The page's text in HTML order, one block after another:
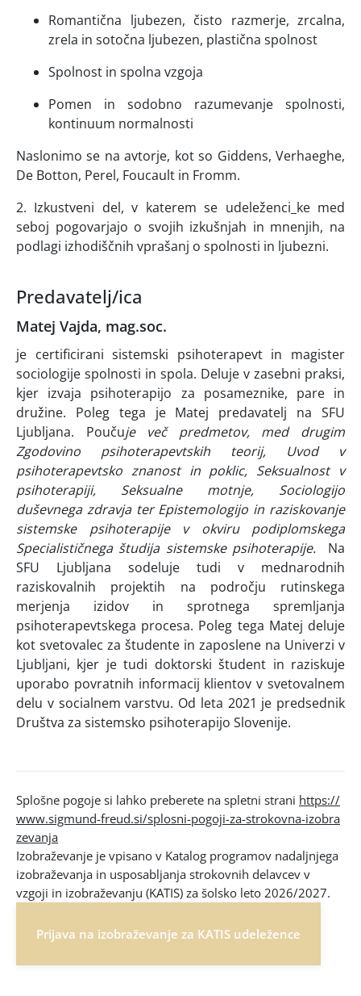
Romantična ljubezen, čisto razmerje, zrcalna,
zrela in sotočna ljubezen, plastična spolnost
Spolnost in spolna vzgoja
Pomen in sodobno razumevanje spolnosti,
kontinuum normalnosti
Naslonimo se na avtorje, kot so Giddens, Verhaeghe,
De Botton, Perel, Foucault in Fromm.
2. Izkustveni del, v katerem se udeleženci_ke med
seboj pogovarjajo o svojih izkušnjah in mnenjih, na
podlagi izhodiščnih vprašanj o spolnosti in ljubezni.
Predavatelj/ica
Matej Vajda, mag.soc.
je certificirani sistemski psihoterapevt in magister
sociologije spolnosti in spola. Deluje v zasebni praksi,
kjer izvaja psihoterapijo za posameznike, pare in
družine. Poleg tega je Matej predavatelj na SFU
Ljubljana. Poučuje več predmetov, med drugim
Zgodovino psihoterapevtskih teorij, Uvod v
psihoterapevtsko znanost in poklic, Seksualnost v
psihoterapiji, Seksualne motnje, Sociologijo
duševnega zdravjaterEpistemologijo in raziskovanje
sistemske psihoterapijev okviru podiplomskega
Specialističnega študija sistemske psihoterapije. Na
SFU Ljubljana sodeluje tudi v mednarodnih
raziskovalnih projektih na področju rutinskega
merjenja izidov in sprotnega spremljanja
psihoterapevtskega procesa. Poleg tega Matej deluje
kot svetovalec za študente in zaposlene na Univerzi v
Ljubljani, kjer je tudi doktorski študent in raziskuje
uporabo povratnih informacij klientov v svetovalnem
delu v socialnem varstvu. Od leta 2021 je predsednik
Društva za sistemsko psihoterapijo Slovenije.
Splošne pogoje si lahko preberete na spletni strani https://
www.sigmund-freud.si/splosni-pogoji-za-strokovna-izobra
zevanja
Izobraževanje je vpisano v Katalog programov nadaljnjega
izobraževanja in usposabljanja strokovnih delavcev v
vzgoji in izobraževanju (KATIS) za šolsko leto 2026/2027.
Prijava na izobraževanje za KATIS udeležence